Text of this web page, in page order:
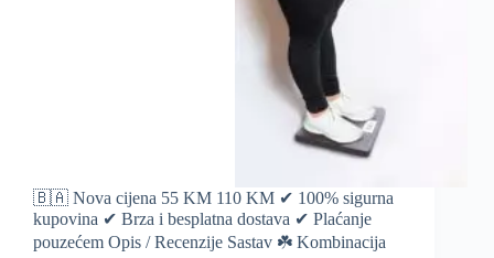
🇧🇦 Nova cijena 55 KM 110 KM ✔ 100% sigurna
kupovina ✔ Brza i besplatna dostava ✔ Plaćanje
pouzećem Opis / Recenzije Sastav ☘️ Kombinacija